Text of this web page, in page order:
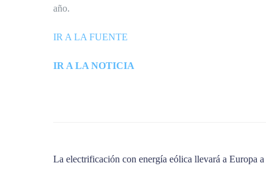
año.
IR A LA FUENTE
IR A LA NOTICIA
La electrificación con energía eólica llevará a Europa